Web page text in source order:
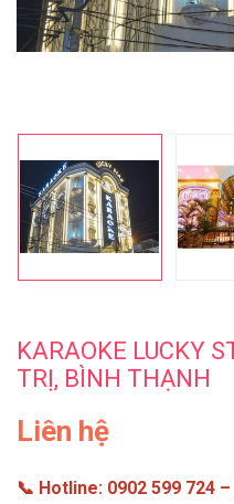
KARAOKE LUCKY
TRỊ, BÌNH THẠNH
Liên hệ
📞 Hotline: 0902 599 724